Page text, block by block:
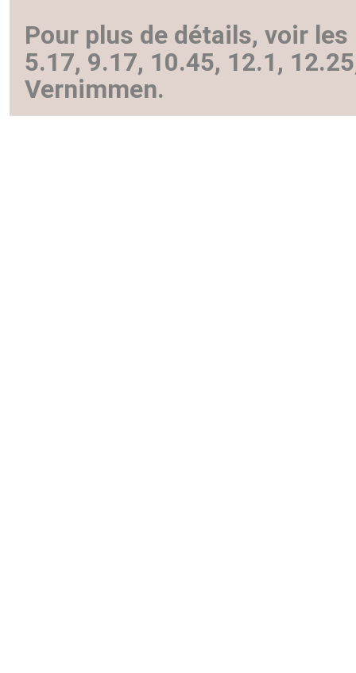
Pour plus de détails, voir
5.17, 9.17, 10.45, 12.1,
Vernimmen.